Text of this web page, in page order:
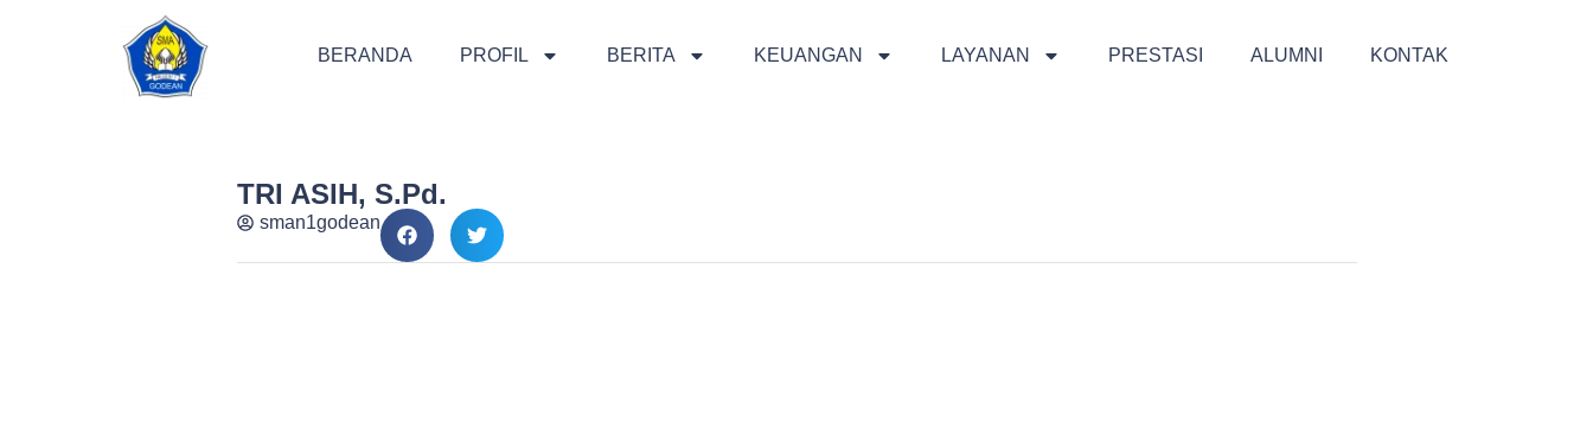
BERANDA PROFIL BERITA KEUANGAN LAYANAN PRESTASI ALUMNI KONTAK
TRI ASIH, S.Pd.
sman1godean